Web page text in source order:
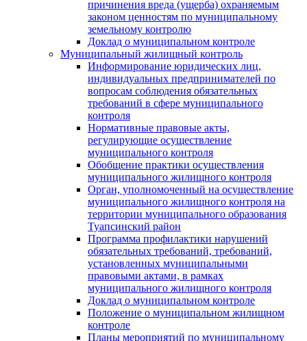
причинения вреда (ущерба) охраняемым
законом ценностям по муниципальному
земельному контролю
Доклад о муниципальном контроле
Муниципальный жилищный контроль
Информирование юридических лиц,
индивидуальных предпринимателей по
вопросам соблюдения обязательных
требований в сфере муниципального
контроля
Нормативные правовые акты,
регулирующие осуществление
муниципального контроля
Обобщение практики осуществления
муниципального жилищного контроля
Орган, уполномоченный на осуществление
муниципального жилищного контроля на
территории муниципального образования
Туапсинский район
Программа профилактики нарушений
обязательных требований, требований,
установленных муниципальными
правовыми актами, в рамках
муниципального жилищного контроля
Доклад о муниципальном контроле
Положение о муниципальном жилищном
контроле
Планы мероприятий по муниципальному